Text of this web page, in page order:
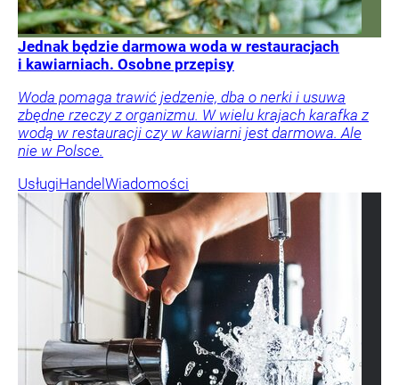
Jednak będzie darmowa woda w restauracjach
i kawiarniach. Osobne przepisy
Woda pomaga trawić jedzenie, dba o nerki i usuwa
zbędne rzeczy z organizmu. W wielu krajach karafka z
wodą w restauracji czy w kawiarni jest darmowa. Ale
nie w Polsce.
UsługiHandel Wiadomości